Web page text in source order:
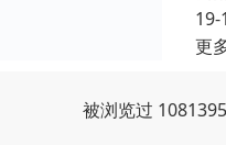
19-
更
被浏览过